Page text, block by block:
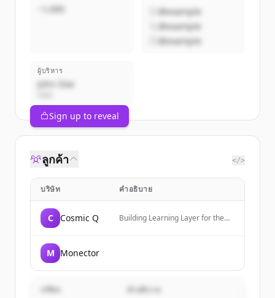
~1,000
@example
@example
@example
ผู้บริหาร
John Doe
Sign up to reveal
ลูกค้า </>
บริษัท คำอธิบาย
C Cosmic Q
Building Learning Layer for the
M Monector
คำอธิบาย